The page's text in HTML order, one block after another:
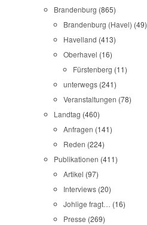
Brandenburg (865)
Brandenburg (Havel) (49)
Havelland (413)
Oberhavel (16)
Fürstenberg (11)
unterwegs (241)
Veranstaltungen (78)
Landtag (460)
Anfragen (141)
Reden (224)
Publikationen (411)
Artikel (97)
Interviews (20)
Johlige fragt… (16)
Presse (269)